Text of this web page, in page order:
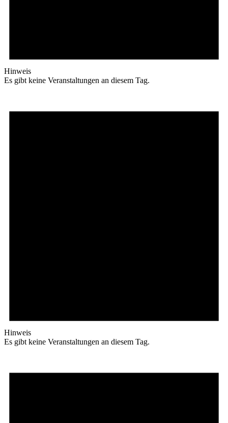
Hinweis
Es gibt keine Veranstaltungen an diesem Tag.
Hinweis
Es gibt keine Veranstaltungen an diesem Tag.